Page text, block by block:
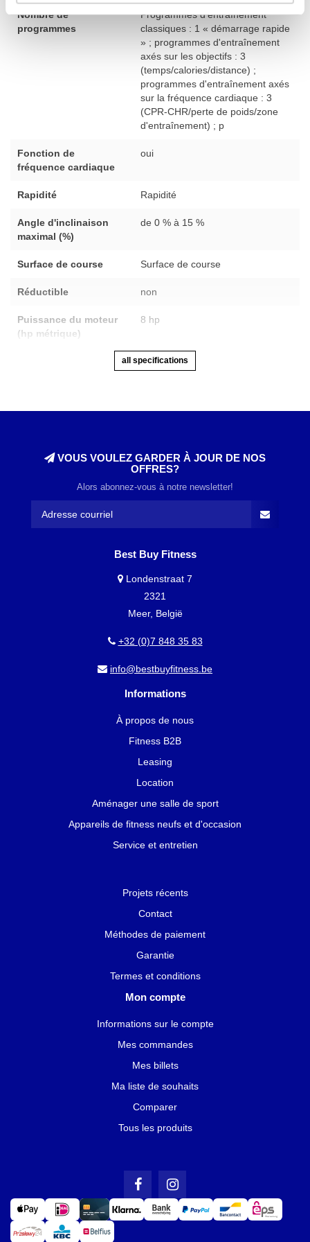
Nombre de
programmes
Programmes d'entraînement
classiques : 1 « démarrage rapide
» ; programmes d'entraînement
axés sur les objectifs : 3
(temps/calories/distance) ;
programmes d'entraînement axés
sur la fréquence cardiaque : 3
(CPR-CHR/perte de poids/zone
d'entraînement) ; p
Fonction de
fréquence cardiaque
oui
Rapidité Rapidité
Angle d'inclinaison
maximal (%)
de 0 % à 15 %
Surface de course Surface de course
Réductible non
Puissance du moteur
(hp métrique)
8 hp
all specifications
VOUS VOULEZ GARDER À JOUR DE NOS
OFFRES?
Alors abonnez-vous à notre newsletter!
Best Buy Fitness
Londenstraat 7
2321
Meer, België
+32 (0)7 848 35 83
info@bestbuyfitness.be
Informations
À propos de nous
Fitness B2B
Leasing
Location
Aménager une salle de sport
Appareils de fitness neufs et d'occasion
Service et entretien
Projets récents
Contact
Méthodes de paiement
Garantie
Termes et conditions
Mon compte
Informations sur le compte
Mes commandes
Mes billets
Ma liste de souhaits
Comparer
Tous les produits